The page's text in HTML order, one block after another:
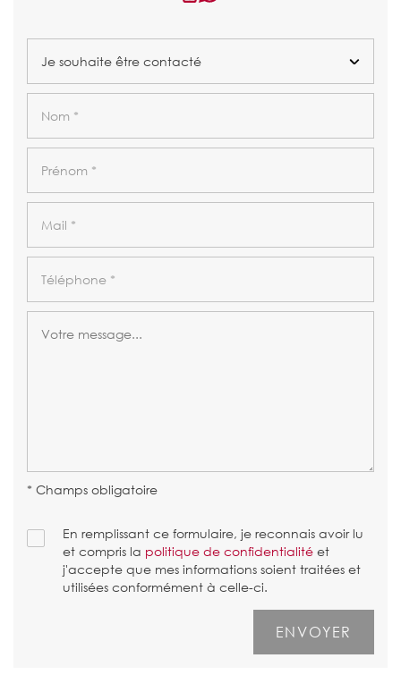
* Champs obligatoire
En remplissant ce formulaire, je reconnais avoir lu
et compris la politique de confidentialité et
j'accepte que mes informations soient traitées et
utilisées conformément à celle-ci.